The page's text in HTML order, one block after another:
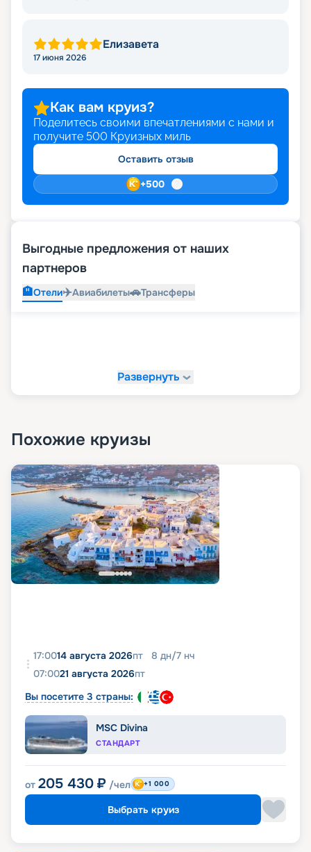
Елизавета
17 июня 2026
Как вам круиз?
Поделитесь своими впечатлениями с нами и
получите 500 Круизных миль
Оставить отзыв
+500
Выгодные предложения от наших
партнеров
🏨Отели✈️Авиабилеты🚗Трансферы
Развернуть
Похожие круизы
17:0014 августа 2026пт 8 дн/7 нч
07:0021 августа 2026пт
Вы посетите 3 страны:
MSC Divina
СТАНДАРТ
от 205 430 ₽ /чел +1 000
Выбрать круиз